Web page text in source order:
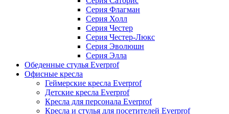
Серия Флагман
Серия Холл
Серия Честер
Серия Честер-Люкс
Серия Эволюшн
Серия Элла
Обеденные стулья Everprof
Офисные кресла
Геймерские кресла Everprof
Детские кресла Everprof
Кресла для персонала Everprof
Кресла и стулья для посетителей Everprof